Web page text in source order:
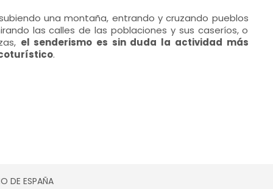
una montaña, entrando y cruzando pueblos
las calles de las poblaciones y sus caseríos, o
el senderismo es sin duda la actividad más
.
DE ESPAÑA